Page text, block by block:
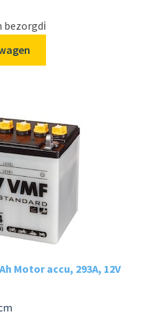
bezorgdℹ️
Motor accu, 293A, 12V